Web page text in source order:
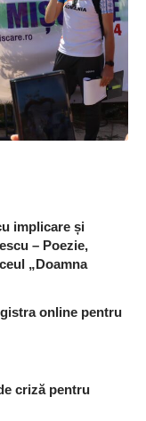
implicare și
– Poezie,
„Doamna
online pentru
criză pentru